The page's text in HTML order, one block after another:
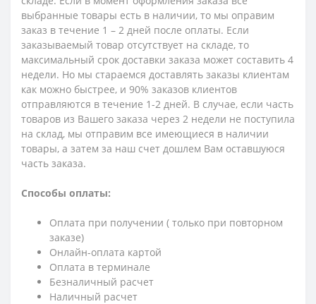
выбранные товары есть в наличии, то мы оправим
заказ в течение 1 – 2 дней после оплаты. Если
заказываемый товар отсутствует на складе, то
максимальный срок доставки заказа может составить 4
недели. Но мы стараемся доставлять заказы клиентам
как можно быстрее, и 90% заказов клиентов
отправляются в течение 1-2 дней. В случае, если часть
товаров из Вашего заказа через 2 недели не поступила
на склад, мы отправим все имеющиеся в наличии
товары, а затем за наш счет дошлем Вам оставшуюся
часть заказа.
Способы оплаты:
Оплата при получении ( только при повторном
заказе)
Онлайн-оплата картой
Оплата в терминале
Безналичный расчет
Наличный расчет